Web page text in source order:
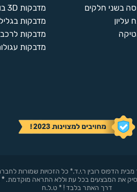
בשני חלקים
מדבקות 3D בולטות
מדבקות
מדבקות לרכב
מדבקות
המוגמר מבית הדפוס רובין ר.י.ד.* כל הזכויות
*
דרך האתר בלבד ! * ט.ל.ח